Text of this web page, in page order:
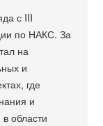
с III
по НАКС. За
на
и
где
и
области